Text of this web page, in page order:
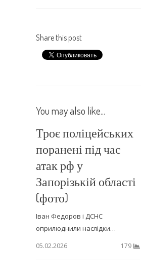
Share this post
You may also like...
Троє поліцейських
поранені під час
атак рф у
Запорізькій області
(фото)
Іван Федоров і ДСНС
оприлюднили наслідки…
05.02.2026
179